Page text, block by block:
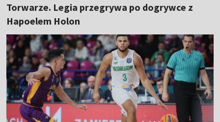
Torwarze. Legia przegrywa po dogrywce z
Hapoelem Holon